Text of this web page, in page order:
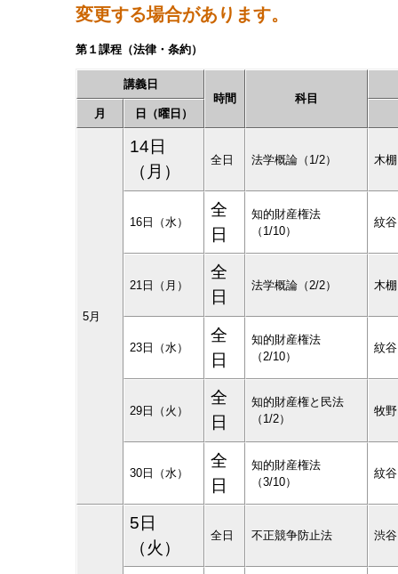
変更する場合があります。
第１課程（法律・条約）
講義日
時間
科目
月
日（曜日）
5月
14日
（月）
全日 法学概論（1/2） 木
16日（水）
全
日
知的財産権法
（1/10）
紋
21日（月）
全
日
法学概論（2/2） 木
23日（水）
全
日
知的財産権法
（2/10）
紋
29日（火）
全
日
知的財産権と民法
（1/2）
牧
30日（水）
全
日
知的財産権法
（3/10）
紋
5日
（火）
全日 不正競争防止法 渋